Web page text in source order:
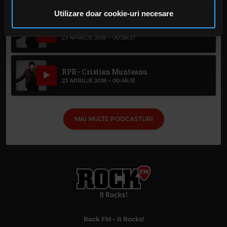
pot combina cu alte informații oferite de dvs. sau culese
în urma folosirii serviciilor lor. În cazul în care alegeți să
continuați să utilizați website-ul nostru, sunteți de acord
cu utilizarea modulelor noastre cookie.
Utilizare doar cookie-uri necesare
RPR - FRIG
23 APRILIE 2018 –00:58:37
RPR - Cristian Munteanu
23 APRILIE 2018 – 00:46:31
MAI MULTE PODCASTURI
Rock FM– It Rocks!